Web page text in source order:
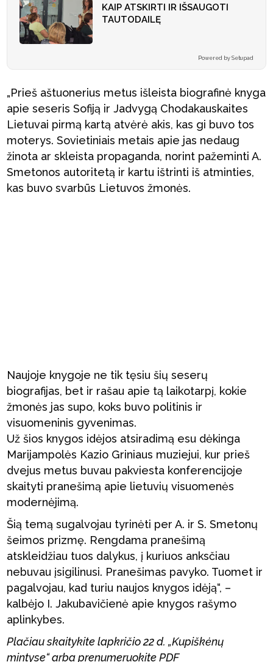
KAIP ATSKIRTI IR IŠSAUGOTI
TAUTODAILĘ
Powered by Setupad
„Prieš aštuonerius metus išleista biografinė knyga
apie seseris Sofiją ir Jadvygą Chodakauskaites
Lietuvai pirmą kartą atvėrė akis, kas gi buvo tos
moterys. Sovietiniais metais apie jas nedaug
žinota ar skleista propaganda, norint pažeminti A.
Smetonos autoritetą ir kartu ištrinti iš atminties,
kas buvo svarbūs Lietuvos žmonės.
Naujoje knygoje ne tik tęsiu šių seserų
biografijas, bet ir rašau apie tą laikotarpį, kokie
žmonės jas supo, koks buvo politinis ir
visuomeninis gyvenimas.
Už šios knygos idėjos atsiradimą esu dėkinga
Marijampolės Kazio Griniaus muziejui, kur prieš
dvejus metus buvau pakviesta konferencijoje
skaityti pranešimą apie lietuvių visuomenės
modernėjimą.
Šią temą sugalvojau tyrinėti per A. ir S. Smetonų
šeimos prizmę. Rengdama pranešimą
atskleidžiau tuos dalykus, į kuriuos anksčiau
nebuvau įsigilinusi. Pranešimas pavyko. Tuomet ir
pagalvojau, kad turiu naujos knygos idėją“, –
kalbėjo I. Jakubavičienė apie knygos rašymo
aplinkybes.
Plačiau skaitykite lapkričio 22 d. „Kupiškėnų
mintyse“ arba prenumeruokite PDF